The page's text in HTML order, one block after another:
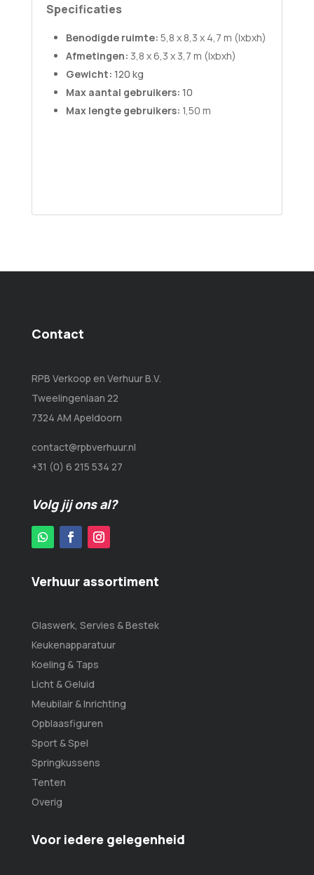
Specificaties
Benodigde ruimte: 5,8 x 8,3 x 4,7 m (lxbxh)
Afmetingen: 3,8 x 6,3 x 3,7 m (lxbxh)
Gewicht: 120 kg
Max aantal gebruikers: 10
Max lengte gebruikers: 1,50 m
Contact
RPB Verkoop en Verhuur B.V.
Tweelingenlaan 22
7324 AM Apeldoorn
contact@rpbverhuur.nl
+31 (0) 6 215 534 27
Volg jij ons al?
Verhuur assortiment
Glaswerk, Servies & Bestek
Keukenapparatuur
Koeling & Taps
Licht & Geluid
Meubilair & Inrichting
Opblaasfiguren
Sport & Spel
Springkussens
Tenten
Overig
Voor iedere gelegenheid